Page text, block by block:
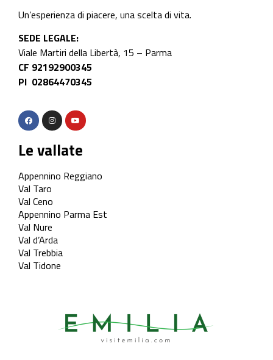
Un’esperienza di piacere, una scelta di vita.
SEDE LEGALE:
Viale Martiri della Libertà, 15 – Parma
CF 92192900345
PI 02864470345
Le vallate
Appennino Reggiano
Val Taro
Val Ceno
Appennino Parma Est
Val Nure
Val d’Arda
Val Trebbia
Val Tidone